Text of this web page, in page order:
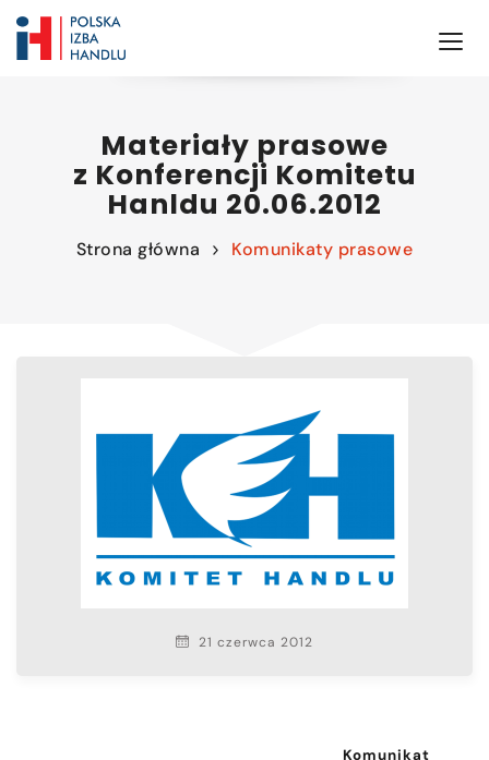
Materiały prasowe
z Konferencji Komitetu
Hanldu 20.06.2012
Strona główna Komunikaty prasowe
21 czerwca 2012
Komunikat